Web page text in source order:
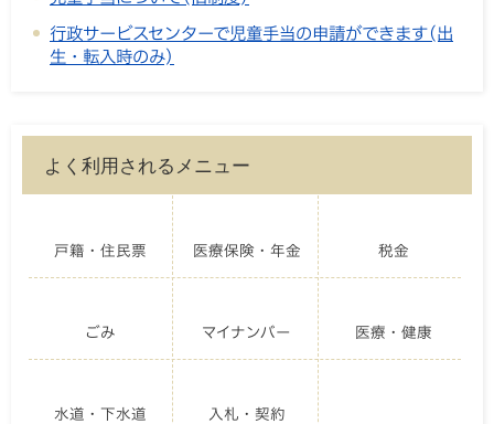
行政サービスセンターで児童手当の申請ができます(出
生・転入時のみ)
よく利用されるメニュー
戸籍・住民票 医療保険・年金 税金
ごみ マイナンバー 医療・健康
水道・下水道 入札・契約